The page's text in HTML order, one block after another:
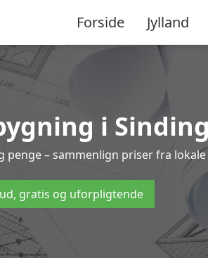
Forside Jylland
i
penge – sammenlign priser fra
gratis og uforpligtende